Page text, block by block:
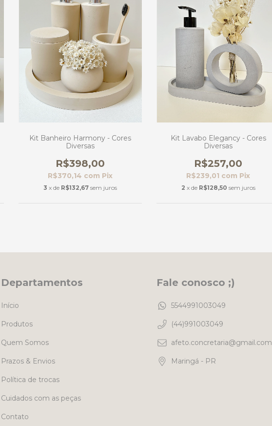
Kit Banheiro Harmony - Cores
Diversas
R$398,00
R$370,14 com Pix
3 x de R$132,67 sem juros
Kit Lavabo Elegancy - Cores
Diversas
R$257,00
R$239,01 com Pix
2 x de R$128,50 sem juros
Departamentos
Início
Produtos
Quem Somos
Prazos & Envios
Política de trocas
Cuidados com as peças
Contato
Fale conosco ;)
5544991003049
(44)991003049
afeto.concretaria@gmail.com
Maringá - PR